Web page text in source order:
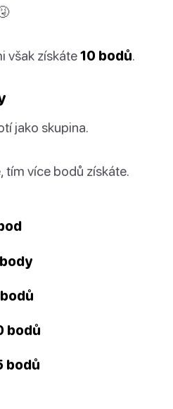
však získáte10 bodů.
jako skupina.
tím více bodů získáte.
bodů
bodů